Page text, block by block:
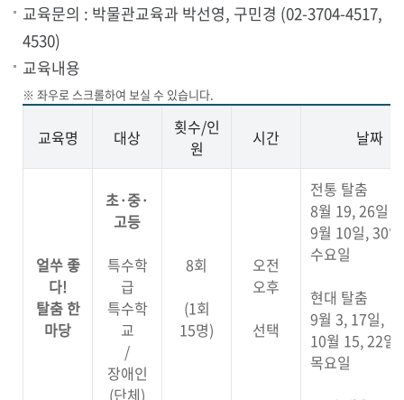
교육문의 : 박물관교육과 박선영, 구민경 (02-3704-4517,
4530)
교육내용
교육명 대상
횟수/인
원
시간 날짜
얼쑤 좋
다!
탈춤 한
마당
초·중·
고등
특수학
급
특수학
교
/
장애인
(단체)
8회
(1회
15명)
오전
오후
선택
전통 탈춤
8월 19, 26일
9월 10일, 30일
수요일
현대 탈춤
9월 3, 17일,
10월 15, 22일
목요일